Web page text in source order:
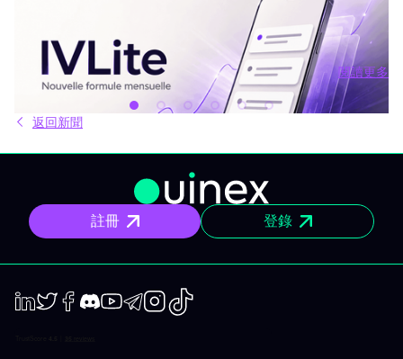
IVLite：IVT 精華推播通知，每月僅需 29 歐元 簡明的投資方案、行
情簡報和回顧，直接傳送到你的手機和電腦，無其他額外內容。 問
題不是資訊不夠，而是太多。每天市場上有太多分析、互有矛盾的
觀點與訊號交錯。結果就是你不斷拖延，說「稍後再看」，最後只
能被動應對市場，而非主動掌握。 IVLite就是基於這種狀況誕生
的。單一簡單的方案，每月 29 歐元，只給你最重要的內容：IVT 精
華推播。 IVLite 究竟是什麼？ IVLite 就是獲得 IVT 推播通知的權
限。純粹內容，無多無少。 具體來說，你能在手機與電腦收到 IVT
訊、閱讀後，立即知道該注意什麼、關注理由為何。無須在資訊流
裏擔心雜亂、沒有多餘填充內容。 專門為想積極投資，但有工作、
有生活、沒辦法一整天盯著屏幕的人設計。 你會收到什麼？ 精準的
市場訊息 明確情境與重要點位，讓你一眼聚焦，不會分心。 明確規
劃 操作架構預先設好：需關注區域、預設劇本與失效臨界點。市場
開盤不再摸索，你已經有備而來。 短／中期簡報 行情動盪時把握波
場回顧 以資金流、流動性、投資人行為為依據，不是預設臆測、更
非外界雜音。 IVLite 典型一天 簡單舉例，一天會收到什麼： 07:45
晨間簡報 盤前訂下今日基調。 09:12 今日規劃，CAC 40 確定關鍵
位、預設劇本、以及無效點。 14:30 中期簡報，黃金 趨勢形成時，
閱讀更多
閱讀
返回新聞
註冊 登錄
Telegram
Instagram